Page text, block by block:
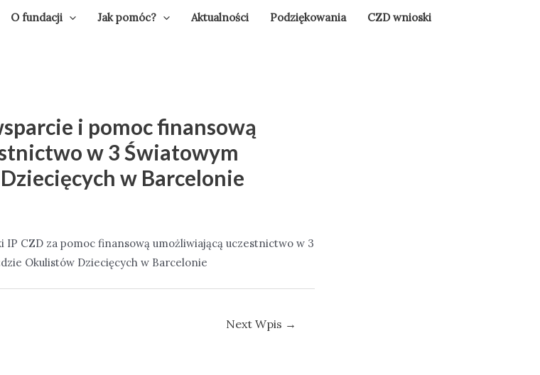
O fundacji Jak pomóc? Aktualności Podziękowania CZD wnioski
i pomoc finansową
w 3 Światowym
w Barcelonie
Next Wpis →